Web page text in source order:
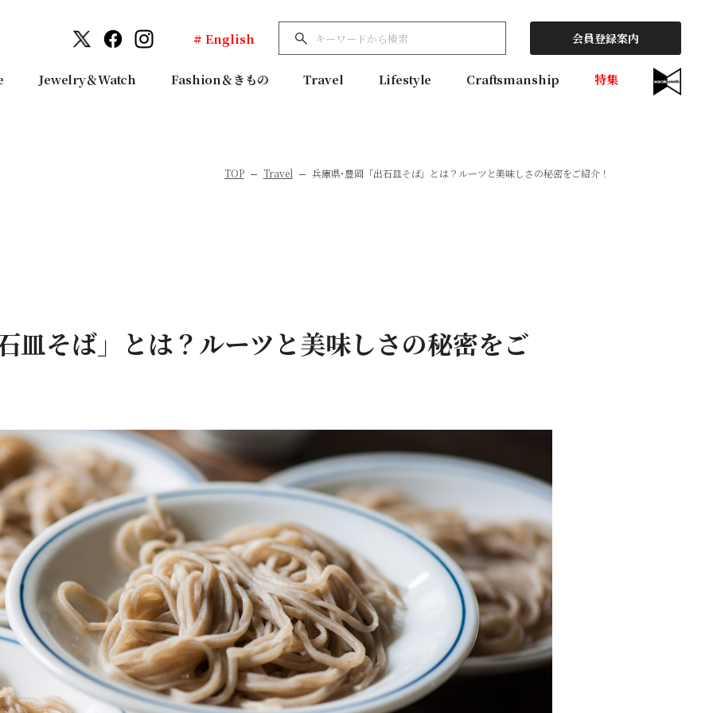
# English 会員登録案内
Jewelry＆Watch Fashion＆きもの Travel Lifestyle Craftsmanship 特集
TOP Travel 兵庫県･豊岡「出石皿そば」とは？ルーツと美味しさの秘密をご紹介！
皿そば」とは？ルーツと美味しさの秘密をご